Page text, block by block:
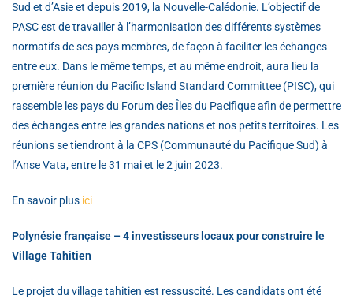
Sud et d’Asie et depuis 2019, la Nouvelle-Calédonie. L’objectif de
PASC est de travailler à l’harmonisation des différents systèmes
normatifs de ses pays membres, de façon à faciliter les échanges
entre eux. Dans le même temps, et au même endroit, aura lieu la
première réunion du Pacific Island Standard Committee (PISC), qui
rassemble les pays du Forum des Îles du Pacifique afin de permettre
des échanges entre les grandes nations et nos petits territoires. Les
réunions se tiendront à la CPS (Communauté du Pacifique Sud) à
l’Anse Vata, entre le 31 mai et le 2 juin 2023.
En savoir plus ici
Polynésie française – 4 investisseurs locaux pour construire le
Village Tahitien
Le projet du village tahitien est ressuscité. Les candidats ont été